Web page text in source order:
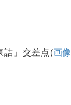
」交差点(画像